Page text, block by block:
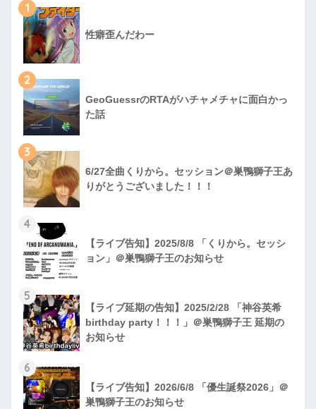
1
性癖歪んだわー
2
GeoGuessrのRTAがハチャメチャに面白かっ
た話
3
6/27全曲くりから。セッション＠巣鴨獅子王あ
りがとうございました！！！
4
【ライブ告知】2025/8/8 「くりから。セッシ
ョン」＠巣鴨獅子王のお知らせ
5
【ライブ延期の告知】2025/2/28 「神谷英希
birthday party！！！」＠巣鴨獅子王 延期の
お知らせ
6
【ライブ告知】2026/6/8 「優生誕祭2026」＠
巣鴨獅子王のお知らせ